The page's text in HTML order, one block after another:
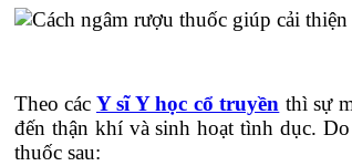
Theo các Y sĩ Y học cổ truyền thì sự
đến thận khí và sinh hoạt tình dục.
thuốc sau: